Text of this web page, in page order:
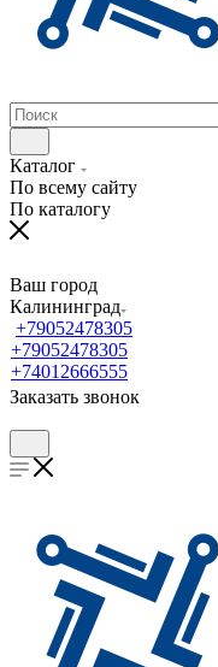
Каталог
По всему сайту
По каталогу
Ваш город
Калининград
+79052478305
+79052478305
+74012666555
Заказать звонок